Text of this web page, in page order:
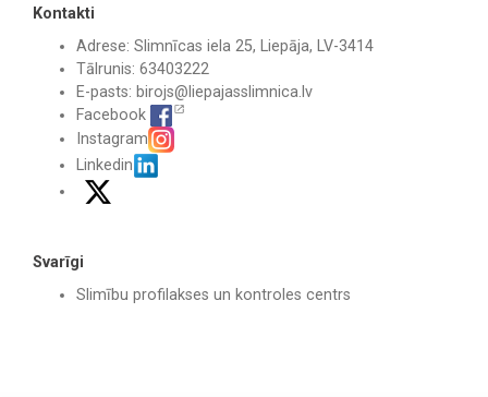
Kontakti
Adrese: Slimnīcas iela 25, Liepāja, LV-3414
Tālrunis: 63403222
E-pasts: birojs@liepajasslimnica.lv
Facebook
Instagram
Linkedin
Svarīgi
Slimību profilakses un kontroles centrs